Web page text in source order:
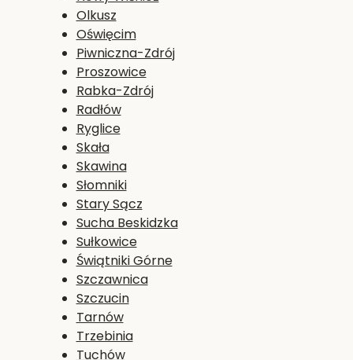
Olkusz
Oświęcim
Piwniczna-Zdrój
Proszowice
Rabka-Zdrój
Radłów
Ryglice
Skała
Skawina
Słomniki
Stary Sącz
Sucha Beskidzka
Sułkowice
Świątniki Górne
Szczawnica
Szczucin
Tarnów
Trzebinia
Tuchów